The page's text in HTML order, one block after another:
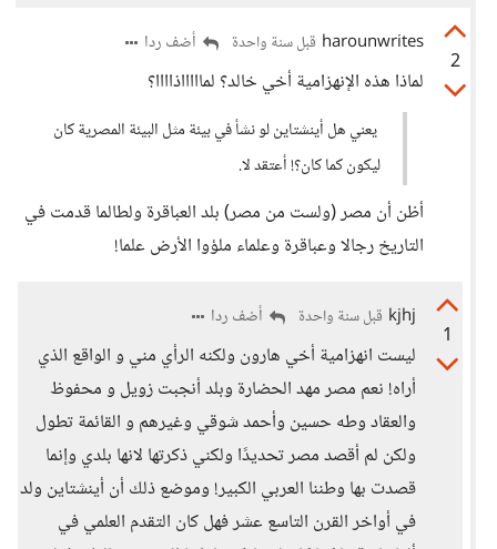
2
harounwrites قبل سنة واحدة أضف ردا
لماذا هذه الإنهزامية أخي خالد؟ لماااااذاااا؟
يعني هل أينشتاين لو نشأ في بيئة مثل البيئة المصرية كان
ليكون كما كان؟! أعتقد لا.
أظن أن مصر (ولست من مصر) بلد العباقرة ولطالما قدمت في
التاريخ رجالا وعباقرة وعلماء ملؤوا الأرض علما!
1
kjhj قبل سنة واحدة أضف ردا
ليست انهزامية أخي هارون ولكنه الرأي مني و الواقع الذي
أراه! نعم مصر مهد الحضارة وبلد أنجبت زويل و محفوظ
والعقاد وطه حسين وأحمد شوقي وغيرهم و القائمة تطول
ولكن لم أقصد مصر تحديدًا ولكني ذكرتها لانها بلدي وإنما
قصدت بها وطننا العربي الكبير! وموضع ذلك أن أينشتاين ولد
في أواخر القرن التاسع عشر فهل كان التقدم العلمي في